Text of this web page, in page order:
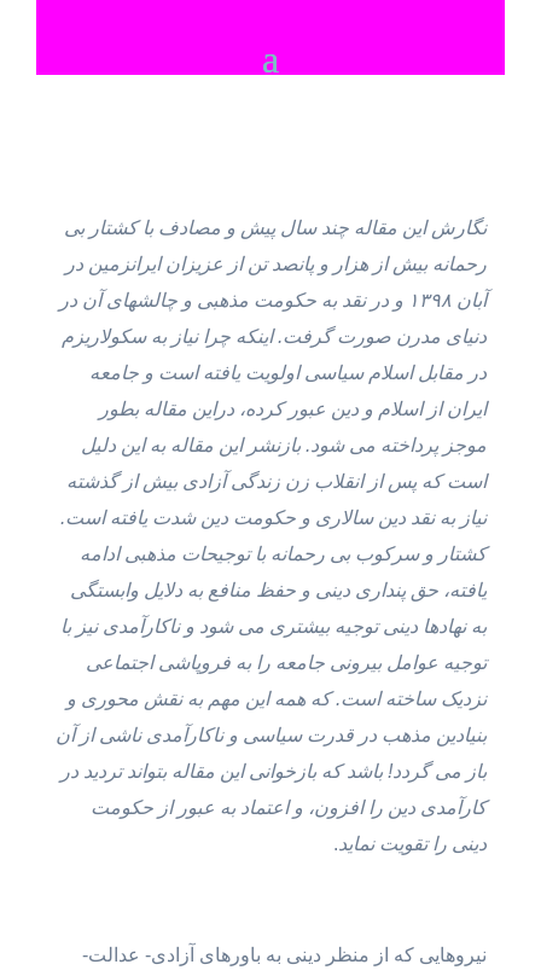
نگارش این مقاله چند سال پیش و مصادف با کشتار بی
رحمانه بیش از هزار و پانصد تن از عزیزان ایرانزمین در
آبان ۱۳۹۸ و در نقد به حکومت مذهبی و چالشهای آن در
دنیای مدرن صورت گرفت. اینکه چرا نیاز به سکولاریزم
در مقابل اسلام سیاسی اولویت یافته است و جامعه
ایران از اسلام و دین عبور کرده، دراین مقاله بطور
موجز پرداخته می شود. بازنشر این مقاله به این دلیل
است که پس از انقلاب زن زندگی آزادی بیش از گذشته
نیاز به نقد دین سالاری و حکومت دین شدت یافته است.
کشتار و سرکوب بی رحمانه با توجیحات مذهبی ادامه
یافته، حق پنداری دینی و حفظ منافع به دلایل وابستگی
به نهادها دینی توجیه بیشتری می شود و ناکارآمدی نیز با
توجیه عوامل بیرونی جامعه را به فروپاشی اجتماعی
نزدیک ساخته است. که همه این مهم به نقش محوری و
بنیادین مذهب در قدرت سیاسی و ناکارآمدی ناشی از آن
باز می گردد! باشد که بازخوانی این مقاله بتواند تردید در
کارآمدی دین را افزون، و اعتماد به عبور از حکومت
دینی را تقویت نماید.
نیروهایی که از منظر دینی به باورهای آزادی- عدالت-